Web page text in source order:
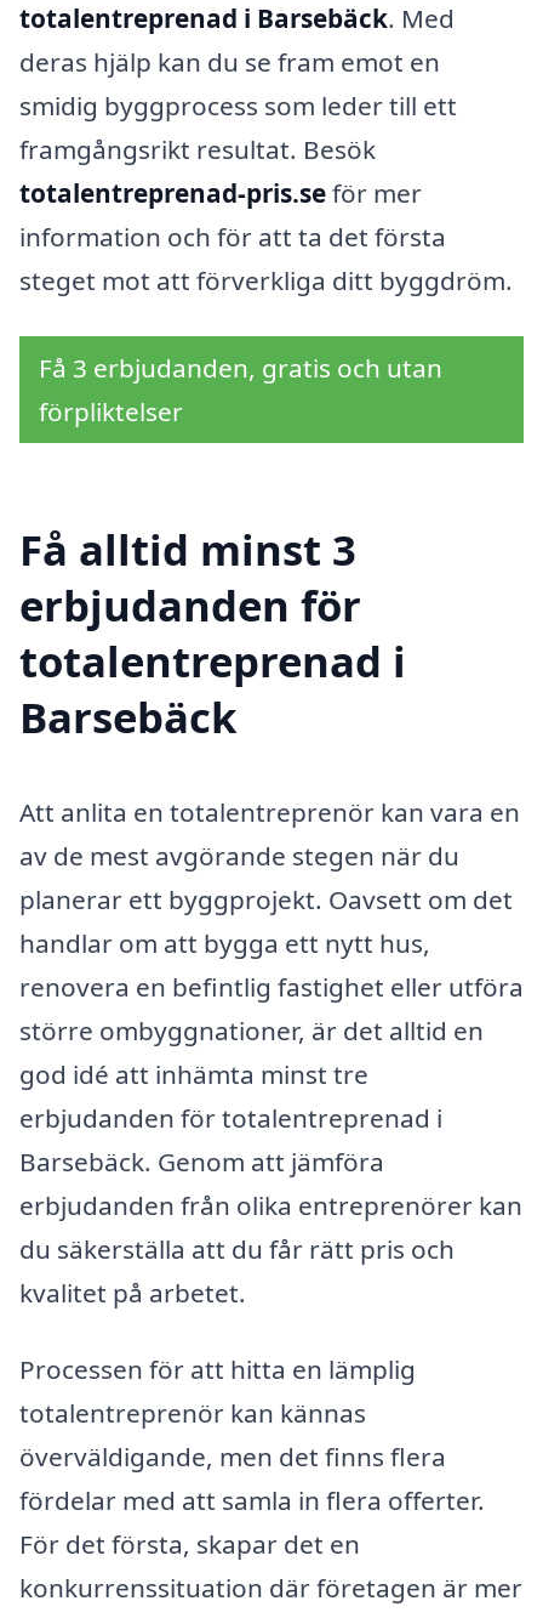
totalentreprenad i Barsebäck. Med
deras hjälp kan du se fram emot en
smidig byggprocess som leder till ett
framgångsrikt resultat. Besök
totalentreprenad-pris.seför mer
information och för att ta det första
steget mot att förverkliga ditt byggdröm.
Få 3 erbjudanden, gratis och utan
förpliktelser
Få alltid minst 3
erbjudanden för
totalentreprenad i
Barsebäck
Att anlita en totalentreprenör kan vara en
av de mest avgörande stegen när du
planerar ett byggprojekt. Oavsett om det
handlar om att bygga ett nytt hus,
renovera en befintlig fastighet eller utföra
större ombyggnationer, är det alltid en
god idé att inhämta minst tre
erbjudanden för totalentreprenad i
Barsebäck. Genom att jämföra
erbjudanden från olika entreprenörer kan
du säkerställa att du får rätt pris och
kvalitet på arbetet.
Processen för att hitta en lämplig
totalentreprenör kan kännas
överväldigande, men det finns flera
fördelar med att samla in flera offerter.
För det första, skapar det en
konkurrenssituation där företagen är mer